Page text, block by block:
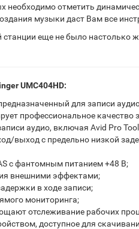
необходимо отметить
музыки даст Вам все
еще не было
UMC404HD:
для записи
профессиональное качество
аудио, включая Avid Pro
выход с предельно низкой
с фантомным питанием +48 В;
внешними эффектами;
в ходе записи;
мониторинга;
отслеживание рабочих
доступное для